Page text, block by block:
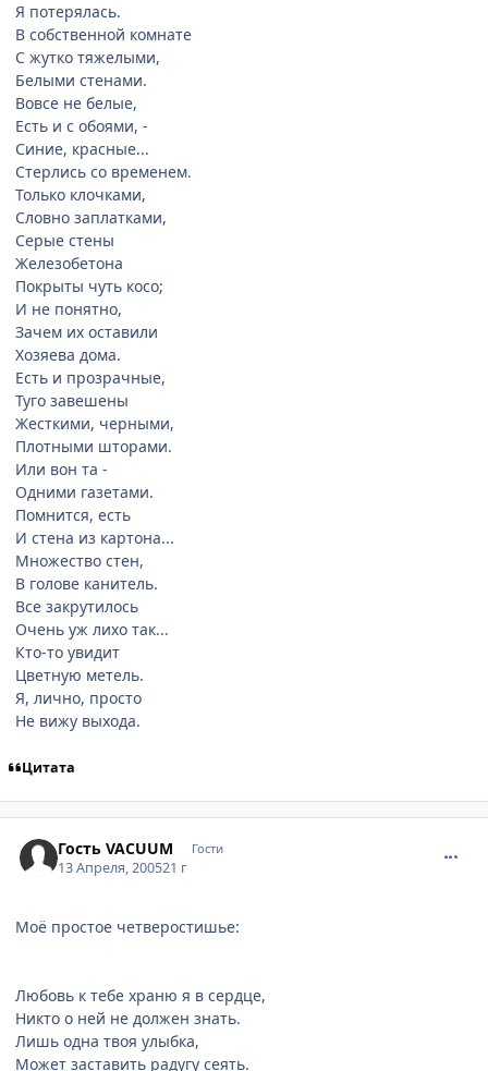
Я потерялась.
В собственной комнате
С жутко тяжелыми,
Белыми стенами.
Вовсе не белые,
Есть и с обоями, -
Синие, красные...
Стерлись со временем.
Только клочками,
Словно заплатками,
Серые стены
Железобетона
Покрыты чуть косо;
И не понятно,
Зачем их оставили
Хозяева дома.
Есть и прозрачные,
Туго завешены
Жесткими, черными,
Плотными шторами.
Или вон та -
Одними газетами.
Помнится, есть
И стена из картона...
Множество стен,
В голове канитель.
Все закрутилось
Очень уж лихо так...
Кто-то увидит
Цветную метель.
Я, лично, просто
Не вижу выхода.
Цитата
Гость VACUUM Гости
13 Апреля, 200521 г
Моё простое четверостишье:
Любовь к тебе храню я в сердце,
Никто о ней не должен знать.
Лишь одна твоя улыбка,
Может заставить радугу сеять.